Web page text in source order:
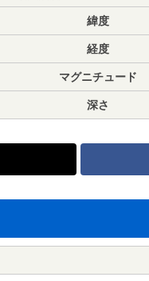
緯度
経度
マグニチュード
深さ